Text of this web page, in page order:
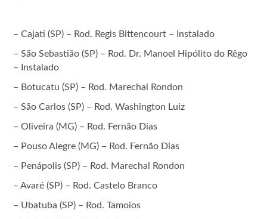
– Cajati (SP) – Rod. Regis Bittencourt – Instalado
– São Sebastião (SP) – Rod. Dr. Manoel Hipólito do Rêgo
– Instalado
– Botucatu (SP) – Rod. Marechal Rondon
– São Carlos (SP) – Rod. Washington Luiz
– Oliveira (MG) – Rod. Fernão Dias
– Pouso Alegre (MG) – Rod. Fernão Dias
– Penápolis (SP) – Rod. Marechal Rondon
– Avaré (SP) – Rod. Castelo Branco
– Ubatuba (SP) – Rod. Tamoios